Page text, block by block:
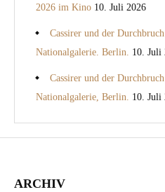
2026 im Kino 10. Juli 2026
Cassirer und der
Nationalgalerie. Berlin. 10. Juli
Cassirer und der
Nationalgalerie, Berlin. 10. Juli
ARCHIV